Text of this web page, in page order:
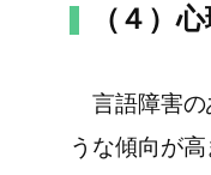
（４）
言語障害の
うな傾向が